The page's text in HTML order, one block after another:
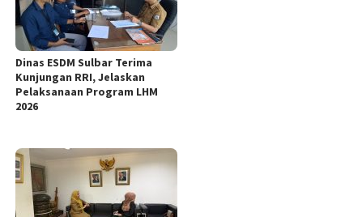
Dinas ESDM Sulbar Terima
Kunjungan RRI, Jelaskan
Pelaksanaan Program LHM
2026